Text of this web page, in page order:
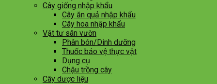
Cây giống nhập khẩu
Cây ăn quả nhập khẩu
Cây hoa nhập khẩu
Vật tư sân vườn
Phân bón/Dinh dưỡng
Thuốc bảo vệ thực vật
Dụng cụ
Chậu trồng cây
Cây dược liệu